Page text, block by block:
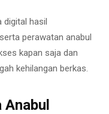
digital hasil
perawatan anabul
kapan saja dan
kehilangan berkas.
Anabul